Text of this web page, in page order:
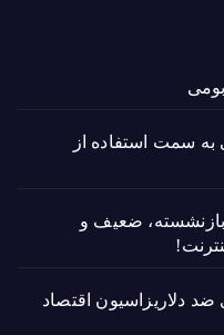
سمت استفاده از
بازنشسته، ضعیف و
ضد دلاریزاسیون اقتصاد